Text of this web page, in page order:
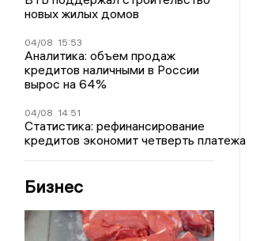
новых жилых домов
04/08 15:53
Аналитика: объем продаж
кредитов наличными в России
вырос на 64%
04/08 14:51
Статистика: рефинансирование
кредитов экономит четверть платежа
Бизнес